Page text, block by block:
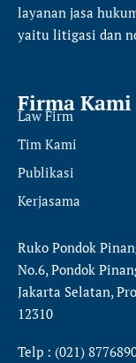
layanan jasa
yaitu litigasi dan
Firma Kami
Law Firm
Tim Kami
Publikasi
Kerjasama
Ruko Pondok
No.6, Pondok
Jakarta Selatan,
12310
Telp : (021)